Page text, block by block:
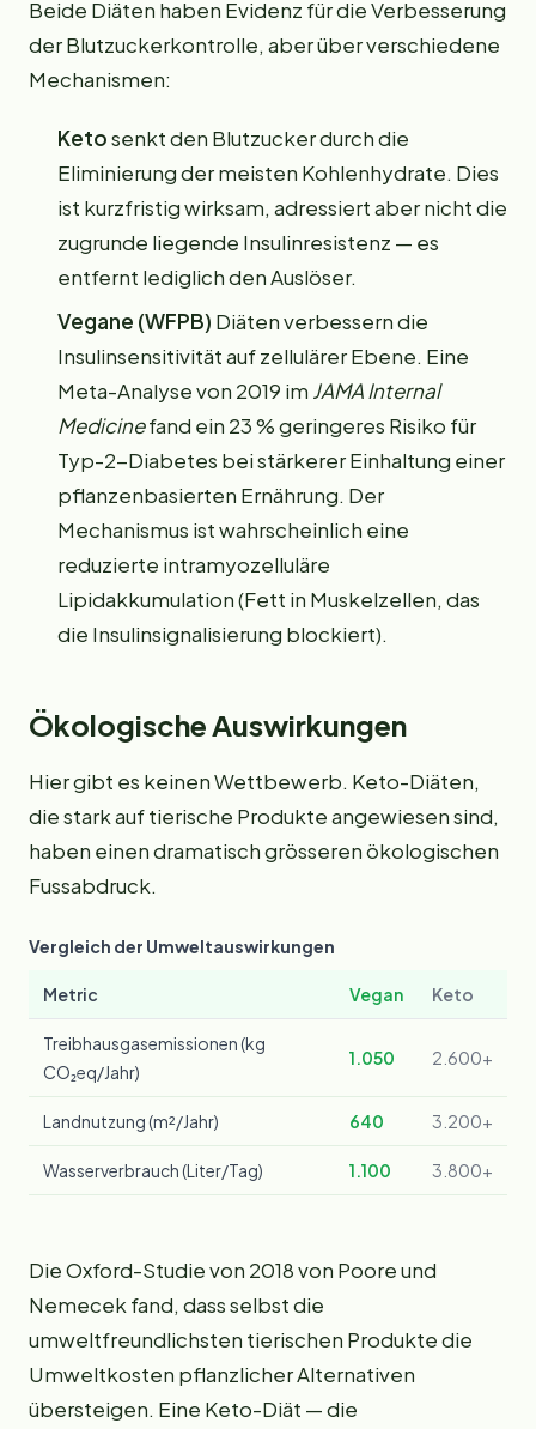
Beide Diäten haben Evidenz für die Verbesserung
der Blutzuckerkontrolle, aber über verschiedene
Mechanismen:
Ketosenkt den Blutzucker durch die
Eliminierung der meisten Kohlenhydrate. Dies
ist kurzfristig wirksam, adressiert aber nicht die
zugrunde liegende Insulinresistenz — es
entfernt lediglich den Auslöser.
Vegane (WFPB) Diäten verbessern die
Insulinsensitivität auf zellulärer Ebene. Eine
Meta-Analyse von 2019 im JAMA Internal
Medicinefand ein 23 % geringeres Risiko für
Typ-2-Diabetes bei stärkerer Einhaltung einer
pflanzenbasierten Ernährung. Der
Mechanismus ist wahrscheinlich eine
reduzierte intramyozelluläre
Lipidakkumulation (Fett in Muskelzellen, das
die Insulinsignalisierung blockiert).
Ökologische Auswirkungen
Hier gibt es keinen Wettbewerb. Keto-Diäten,
die stark auf tierische Produkte angewiesen sind,
haben einen dramatisch grösseren ökologischen
Fussabdruck.
Vergleich der Umweltauswirkungen
Metric Vegan Keto
Treibhausgasemissionen (kg
CO₂eq/Jahr)
1.050 2.600+
Landnutzung (m²/Jahr) 640 3.200+
Wasserverbrauch (Liter/Tag) 1.100 3.800+
Die Oxford-Studie von 2018 von Poore und
Nemecek fand, dass selbst die
umweltfreundlichsten tierischen Produkte die
Umweltkosten pflanzlicher Alternativen
übersteigen. Eine Keto-Diät — die